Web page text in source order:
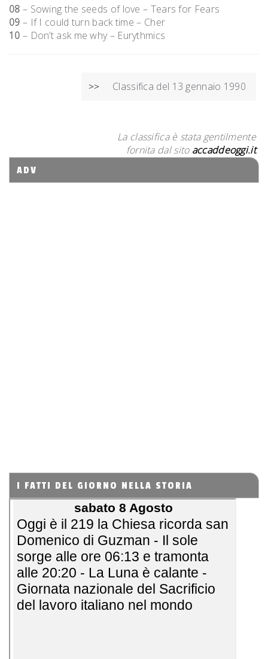
08 – Sowing the seeds of love – Tears for Fears
09 – If I could turn back time – Cher
10 – Don’t ask me why – Eurythmics
NAVIGAZIONE
>> Classifica del 13 gennaio 1990
La classifica è stata gentilmente
fornita dal sito accaddeoggi.it
ADV
I FATTI DEL GIORNO NELLA STORIA